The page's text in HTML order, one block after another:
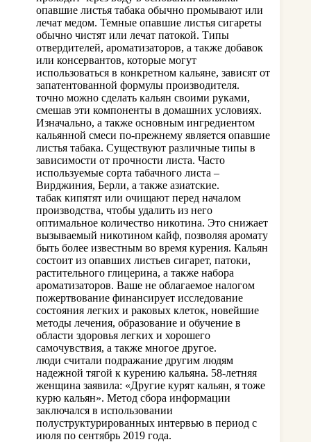
опавшие листья табака обычно промывают или
лечат медом. Темные опавшие листья сигареты
обычно чистят или лечат патокой. Типы
отвердителей, ароматизаторов, а также добавок
или консервантов, которые могут
использоваться в конкретном кальяне, зависят от
запатентованной формулы производителя.
точно можно сделать кальян своими руками,
смешав эти компоненты в домашних условиях.
Изначально, а также основным ингредиентом
кальянной смеси по-прежнему является опавшие
листья табака. Существуют различные типы в
зависимости от прочности листа. Часто
используемые сорта табачного листа –
Вирджиния, Берли, а также азиатские.
табак кипятят или очищают перед началом
производства, чтобы удалить из него
оптимальное количество никотина. Это снижает
вызываемый никотином кайф, позволяя аромату
быть более известным во время курения. Кальян
состоит из опавших листьев сигарет, патоки,
растительного глицерина, а также набора
ароматизаторов. Ваше не облагаемое налогом
пожертвование финансирует исследование
состояния легких и раковых клеток, новейшие
методы лечения, образование и обучение в
области здоровья легких и хорошего
самочувствия, а также многое другое.
люди считали подражание другим людям
надежной тягой к курению кальяна. 58-летняя
женщина заявила: «Другие курят кальян, я тоже
курю кальян». Метод сбора информации
заключался в использовании
полуструктурированных интервью в период с
июля по сентябрь 2019 года.